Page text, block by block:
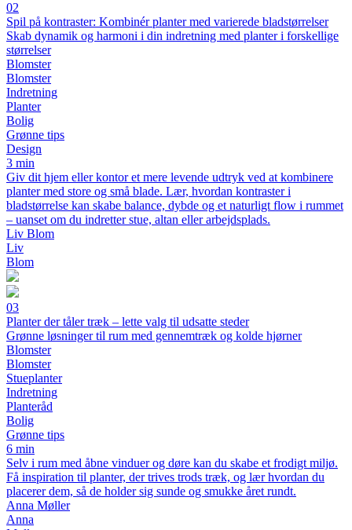
02
Spil på kontraster: Kombinér planter med varierede bladstørrelser
Skab dynamik og harmoni i din indretning med planter i forskellige
størrelser
Blomster
Blomster
Indretning
Planter
Bolig
Grønne tips
Design
3 min
Giv dit hjem eller kontor et mere levende udtryk ved at kombinere
planter med store og små blade. Lær, hvordan kontraster i
bladstørrelse kan skabe balance, dybde og et naturligt flow i rummet
– uanset om du indretter stue, altan eller arbejdsplads.
Liv Blom
Liv
Blom
03
Planter der tåler træk – lette valg til udsatte steder
Grønne løsninger til rum med gennemtræk og kolde hjørner
Blomster
Blomster
Stueplanter
Indretning
Planteråd
Bolig
Grønne tips
6 min
Selv i rum med åbne vinduer og døre kan du skabe et frodigt miljø.
Få inspiration til planter, der trives trods træk, og lær hvordan du
placerer dem, så de holder sig sunde og smukke året rundt.
Anna Møller
Anna